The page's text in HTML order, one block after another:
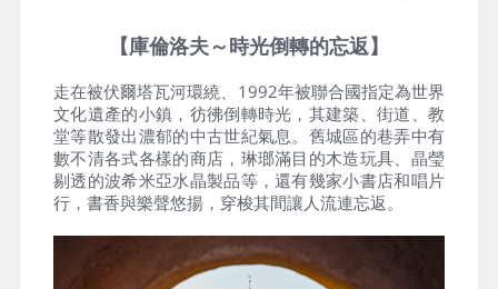
【庫倫洛夫～時光倒轉的忘返】
走在被伏爾塔瓦河環繞、1992年被聯合國指定為世界
文化遺產的小鎮，彷彿倒轉時光，其建築、街道、教
堂等散發出濃郁的中古世紀氣息。舊城區的巷弄中有
數不清各式各樣的商店，琳瑯滿目的木造玩具、晶瑩
剔透的波希米亞水晶製品等，還有幾家小書店和唱片
行，書香與樂聲悠揚，穿梭其間讓人流連忘返。